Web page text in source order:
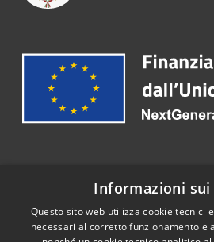
Recapiti e contatti
Telefono: 0765-576038
Informazioni sui
Questo sito web utilizza cookie tecnici
necessari al corretto funzionamento e